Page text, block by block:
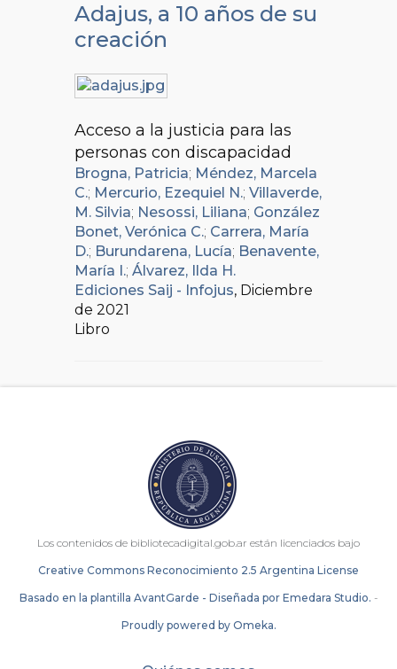
Adajus, a 10 años de su
creación
Acceso a la justicia para las
personas con discapacidad
Brogna, Patricia; Méndez, Marcela
C.; Mercurio, Ezequiel N.; Villaverde,
M. Silvia; Nesossi, Liliana; González
Bonet, Verónica C.; Carrera, María
D.; Burundarena, Lucía; Benavente,
María I.; Álvarez, Ilda H.
Ediciones Saij - Infojus, Diciembre
de 2021
Libro
Los contenidos de bibliotecadigital.gob.ar están licenciados bajo
Creative Commons Reconocimiento 2.5 Argentina License
Basado en la plantilla AvantGarde - Diseñada por Emedara Studio. -
Proudly powered by Omeka.